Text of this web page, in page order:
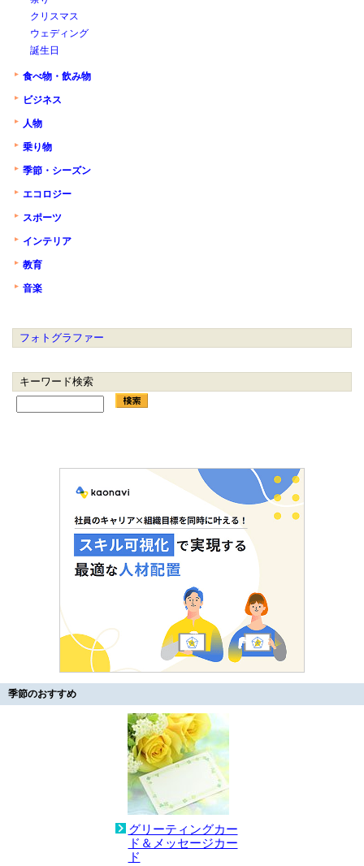
クリスマス
ウェディング
誕生日
食べ物・飲み物
ビジネス
人物
乗り物
季節・シーズン
エコロジー
スポーツ
インテリア
教育
音楽
フォトグラファー
キーワード検索
季節のおすすめ
グリーティングカー
ド＆メッセージカー
ド